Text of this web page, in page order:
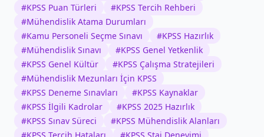
#KPSS Puan Türleri #KPSS Tercih Rehberi
#Mühendislik Atama Durumları
#Kamu Personeli Seçme Sınavı #KPSS Hazırlık
#Mühendislik Sınavı #KPSS Genel Yetkenlik
#KPSS Genel Kültür #KPSS Çalışma Stratejileri
#Mühendislik Mezunları İçin KPSS
#KPSS Deneme Sınavları #KPSS Kaynaklar
#KPSS İlgili Kadrolar #KPSS 2025 Hazırlık
#KPSS Sınav Süreci #KPSS Mühendislik Alanları